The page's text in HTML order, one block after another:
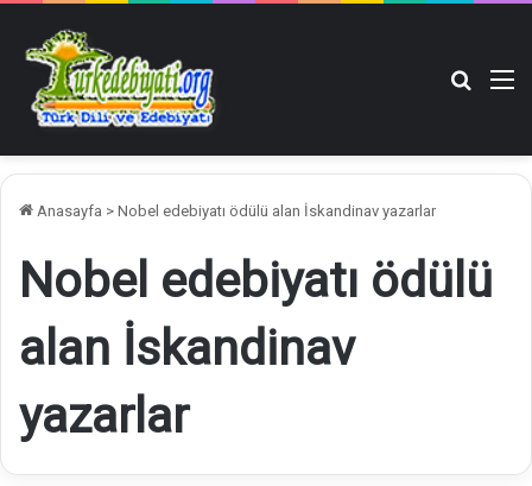
Anasayfa > Nobel edebiyatı ödülü alan İskandinav yazarlar
Nobel edebiyatı ödülü
alan İskandinav
yazarlar